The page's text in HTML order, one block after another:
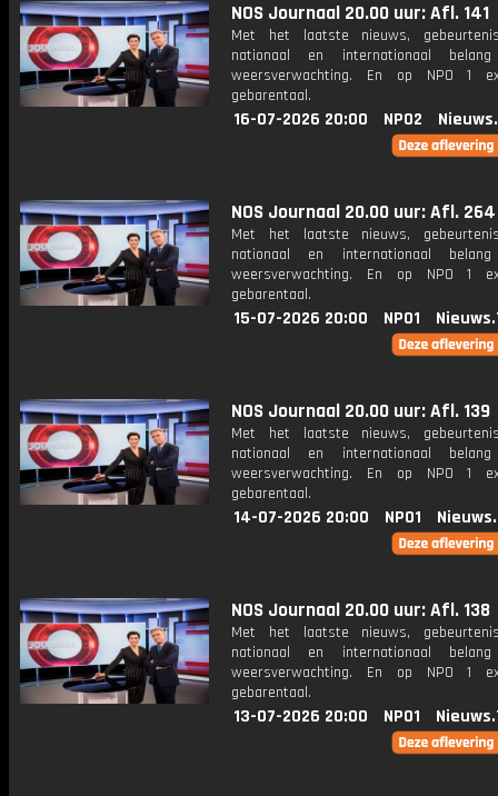
NOS Journaal 20.00 uur: Afl. 141
Met het laatste nieuws,
nationaal en internationaal
weersverwachting. En op NPO 1
gebarentaal.
16-07-2026 20:00 NPO2
NOS Journaal 20.00 uur: Afl. 264
Met het laatste nieuws,
nationaal en internationaal
weersverwachting. En op NPO 1
gebarentaal.
15-07-2026 20:00 NPO1
NOS Journaal 20.00 uur: Afl. 139
Met het laatste nieuws,
nationaal en internationaal
weersverwachting. En op NPO 1
gebarentaal.
14-07-2026 20:00 NPO1
NOS Journaal 20.00 uur: Afl. 138
Met het laatste nieuws,
nationaal en internationaal
weersverwachting. En op NPO 1
gebarentaal.
13-07-2026 20:00 NPO1